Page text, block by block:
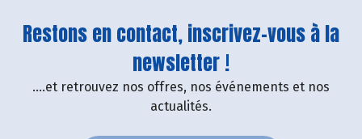
Restons en contact, inscrivez-vous à la
newsletter !
....et retrouvez nos offres, nos événements et nos
actualités.